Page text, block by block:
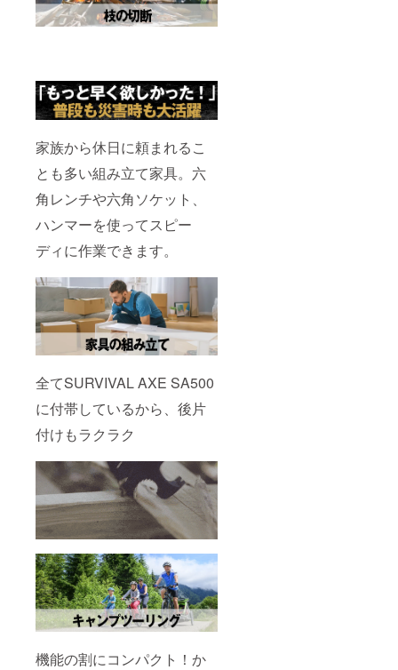
家族から休日に頼まれるこ
とも多い組み立て家具。六
角レンチや六角ソケット、
ハンマーを使ってスピー
ディに作業できます。
全てSURVIVAL AXE SA500
に付帯しているから、後片
付けもラクラク
機能の割にコンパクト！か